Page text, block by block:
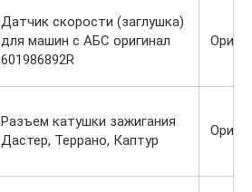
Датчик скорости (заглушка)
для машин с АБС оригинал
601986892R
Разъем катушки зажигания
Дастер, Террано, Каптур